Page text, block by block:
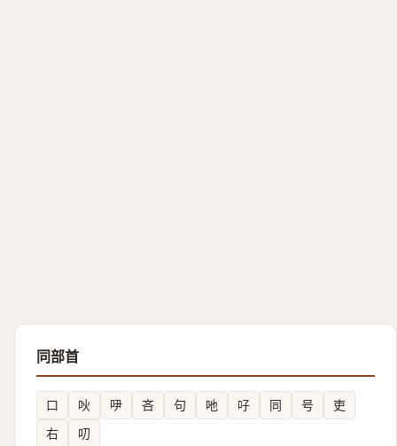
同部首
口 吙 吚 吝 句 吔 吇 同 号
吏
右
叨